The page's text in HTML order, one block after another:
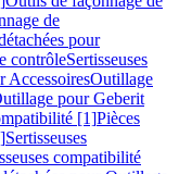
de
pour
contrôleSertisseuses
AccessoiresOutillage
pour Geberit
[1]Pièces
Sertisseuses
compatibilité